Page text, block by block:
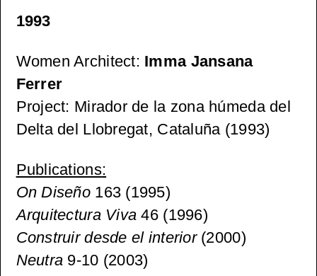
1993
Women Architect: Imma Jansana
Ferrer
Project: Mirador de la zona húmeda del
Delta del Llobregat, Cataluña (1993)
Publications:
On Diseño 163 (1995)
Arquitectura Viva46 (1996)
Construir desde el interior(2000)
Neutra 9-10 (2003)